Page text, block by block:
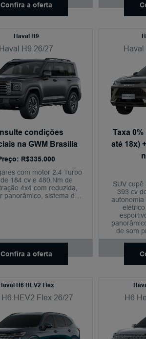
Confira a oferta
Haval H9
Haval H9 26/27
condições
na GWM Brasília
R$335.000
com motor 2.4 Turbo
184 cv e 480 Nm de
4x4 com reduzida,
panorâmico, sistema de
Confira a oferta
Haval
Taxa
até 18x)
SUV
393 cv
autonomia
de som
sem fio,
H6 HEV2 Flex
H6 HEV2 Flex 26/27 H6